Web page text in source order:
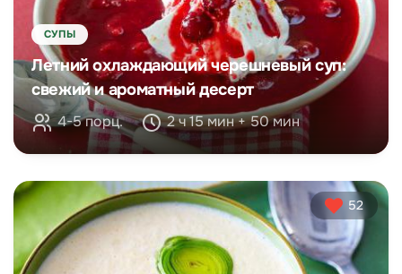
СУПЫ
Летний охлаждающий черешневый суп:
свежий и ароматный десерт
4-5 порц. 2 ч 15 мин + 50 мин
52